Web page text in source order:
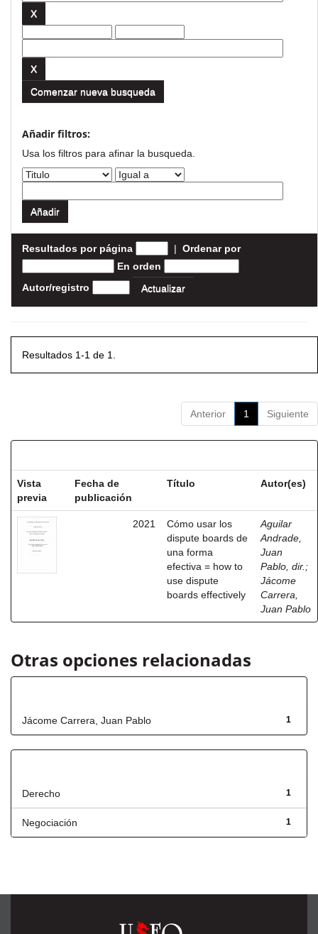
Comenzar nueva busqueda
Añadir filtros:
Usa los filtros para afinar la busqueda.
Resultados por página | Ordenar por
En orden
Autor/registro
Resultados 1-1 de 1.
Anterior 1 Siguiente
Vista
previa
Fecha de
publicación
Título Autor(es)
2021
Cómo usar los
dispute boards de
una forma
efectiva = how to
use dispute
boards effectively
Aguilar
Andrade,
Juan
Pablo, dir. ;
Jácome
Carrera,
Juan Pablo
Otras opciones relacionadas
1
Jácome Carrera, Juan Pablo
1
Derecho
1
Negociación